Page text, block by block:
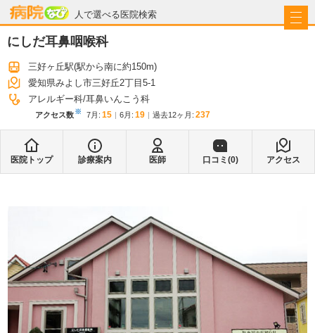
人で選べる医院検索
病院なび
にしだ耳鼻咽喉科
三好ヶ丘駅(駅から南に約150m)
愛知県みよし市三好丘2丁目5-1
アレルギー科 耳鼻いんこう科
アクセス数※ 7月 : 15 6月 : 19 過去12ヶ月: 237
医院トップ 診療案内 医師 口コミ(0) アクセス